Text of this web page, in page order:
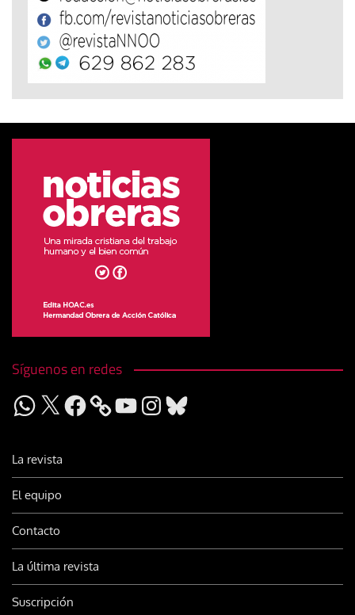
Síguenos en redes
WhatsApp
X Facebook YouTubeInstagram
Bluesky
La revista
El equipo
Contacto
La última revista
Suscripción